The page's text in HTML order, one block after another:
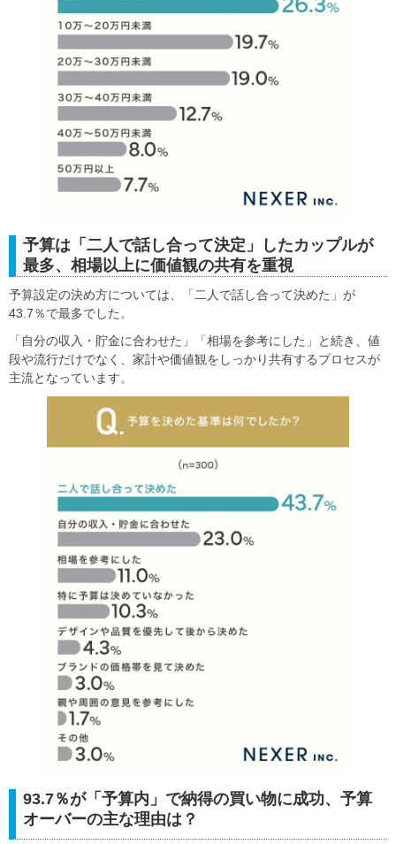
予算は「二人で話し合って決定」したカップルが
最多、相場以上に価値観の共有を重視
予算設定の決め方については、「二人で話し合って決めた」が
43.7％で最多でした。
「自分の収入・貯金に合わせた」「相場を参考にした」と続き、値
段や流行だけでなく、家計や価値観をしっかり共有するプロセスが
主流となっています。
93.7％が「予算内」で納得の買い物に成功、予算
オーバーの主な理由は？